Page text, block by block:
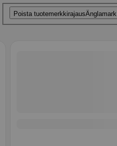
Poista tuotemerkkirajausÄnglamark